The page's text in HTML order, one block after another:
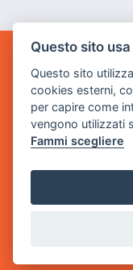
GAME WARP
BY POWER GAME SRL
Sede Legale
via Villaggio dei
via Industriale, 2 -
Partita iva
Questo sito
Questo sito
cookies esterni,
per capire come
vengono utilizzati
Fammi scegliere